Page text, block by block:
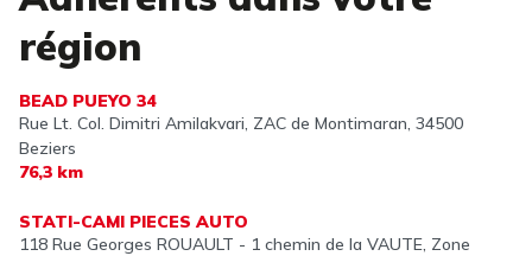
région
BEAD PUEYO 34
Rue Lt. Col. Dimitri Amilakvari, ZAC de Montimaran, 34500
Beziers
76,3 km
STATI-CAMI PIECES AUTO
118 Rue Georges ROUAULT - 1 chemin de la VAUTE, Zone